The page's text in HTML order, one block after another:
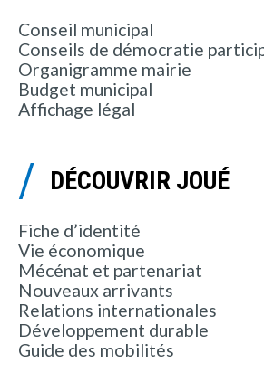
Conseil municipal
Conseils de démocratie
Organigramme mairie
Budget municipal
Affichage légal
DÉCOUVRIR JOUÉ
Fiche d’identité
Vie économique
Mécénat et partenariat
Nouveaux arrivants
Relations internationales
Développement durable
Guide des mobilités